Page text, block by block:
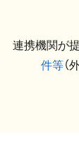
連携機関が
件等（